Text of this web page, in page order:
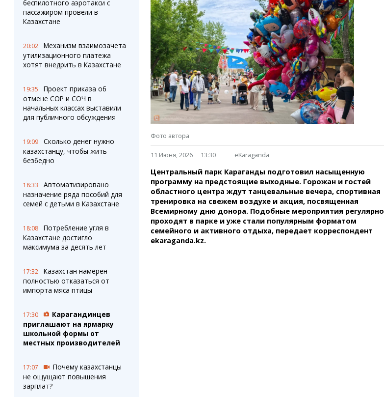
Фотокомиксы
Коллаж недели
Карта Караганды
Организации
Мой участковый
Перекрытие дорог
Балхаш
Жезказган
Медиа
Фото
Видео
3D-тур
Timelapse
Сервисы
Переводчик
Справочник
Расписание транспорта
Автобусные остановки
Экстренные службы
Каталог компаний
беспилотного аэротакси с
пассажиром провели в
Казахстане
20:02
Механизм взаимозачета
утилизационного платежа
хотят внедрить в Казахстане
19:35
Проект приказа об
отмене СОР и СОЧ в
начальных классах выставили
для публичного обсуждения
19:09
Сколько денег нужно
казахстанцу, чтобы жить
безбедно
18:33
Автоматизировано
назначение ряда пособий для
семей с детьми в Казахстане
18:08
Потребление угля в
Казахстане достигло
максимума за десять лет
17:32
Казахстан намерен
полностью отказаться от
импорта мяса птицы
17:30
Карагандинцев
приглашают на ярмарку
школьной формы от
местных производителей
17:07
Почему казахстанцы
не ощущают повышения
зарплат?
Фото автора
11 Июня, 2026 13:30 eKaraganda
Центральный парк Караганды подготовил насыщенную
программу на предстоящие выходные. Горожан и гостей
областного центра ждут танцевальные вечера, спортивная
тренировка на свежем воздухе и акция, посвященная
Всемирному дню донора. Подобные мероприятия регулярно
проходят в парке и уже стали популярным форматом
семейного и активного отдыха, передает корреспондент
ekaraganda.kz.